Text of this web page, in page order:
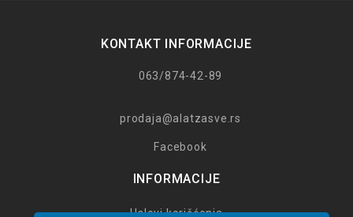
KONTAKT INFORMACIJE
063/874-42-89
prodaja@alatzasve.rs
Facebook
INFORMACIJE
Uslovi korišćenja